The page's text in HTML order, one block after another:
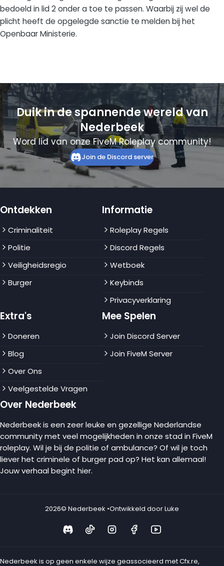
bedoeld in lid 2 onder a toe te passen. Waarbij zij wel de
plicht heeft de opgelegde sanctie te melden bij het
Openbaar Ministerie.
Duik in de spannende wereld van
Nederbeek
Word lid van onze FiveM Roleplay community!
Join de Discord server
Ontdekken
Criminaliteit
Politie
Veiligheidsregio
Burger
Informatie
Roleplay Regels
Discord Regels
Wetboek
Keybinds
Privacyverklaring
Extra's
Doneren
Blog
Over Ons
Veelgestelde Vragen
Mee Spelen
Join Discord Server
Join FiveM Server
Over Nederbeek
Nederbeek is een zeer leuke en gezellige Nederlandse
community met veel mogelijkheden in onze stad in FiveM
roleplay. Wil je bij de politie of ambulance? Of wil je toch
liever het criminele of burger pad op? Het kan allemaal!
Jouw verhaal begint hier.
2026© Nederbeek •Ontwikkeld door Luke
Nederbeek is op geen enkele wijze geassocieerd met Cfx.re,